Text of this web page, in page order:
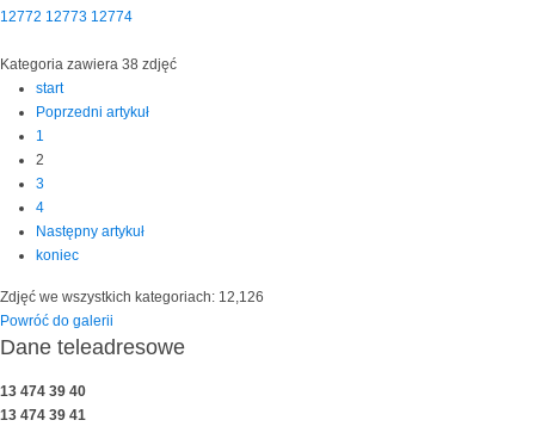
12772 12773 12774
Kategoria zawiera 38 zdjęć
start
Poprzedni artykuł
1
2
3
4
Następny artykuł
koniec
Zdjęć we wszystkich kategoriach: 12,126
Powróć do galerii
Dane teleadresowe
13 474 39 40
13 474 39 41